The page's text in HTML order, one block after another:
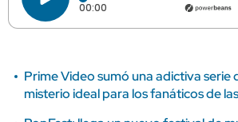
00:00 Tiempo transcurrido: 0
Prime Video sumó una adictiva serie
misterio ideal para los fanáticos de